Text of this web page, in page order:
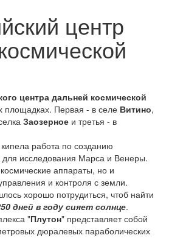
центр
центра дальней космической
площадках. Первая - в селе Витино,
Заозерное и третья - в
работа по созданию
исследования Марса и Венеры.
аппараты, но и
и контроля с земли.
хорошо потрудиться, чтоб найти
дней в году сияет солнце.
"Плутон" представляет собой
дюралевых параболических